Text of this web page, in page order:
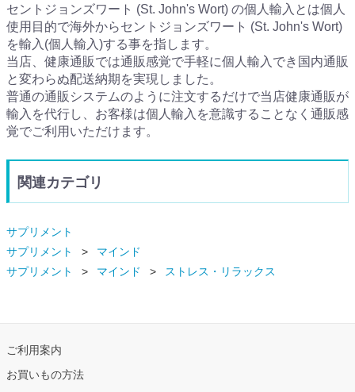
セントジョンズワート (St. John's Wort) の個人輸入とは個人
使用目的で海外からセントジョンズワート (St. John's Wort)
を輸入(個人輸入)する事を指します。
当店、健康通販では通販感覚で手軽に個人輸入でき国内通販
と変わらぬ配送納期を実現しました。
普通の通販システムのように注文するだけで当店健康通販が
輸入を代行し、お客様は個人輸入を意識することなく通販感
覚でご利用いただけます。
関連カテゴリ
サプリメント
サプリメント
マインド
サプリメント
マインド ストレス・リラックス
ご利用案内
お買いもの方法